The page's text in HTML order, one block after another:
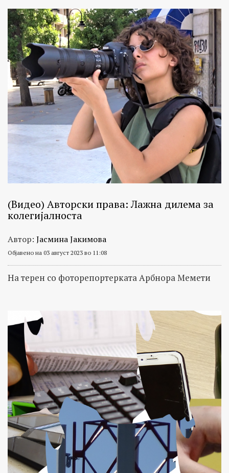
(Видео) Авторски права: Лажна дилема за
колегијалноста
Автор: Јасмина Јакимова
Објавено на 03 август 2023 во 11:08
На терен со фоторепортерката Арбнора Мемети